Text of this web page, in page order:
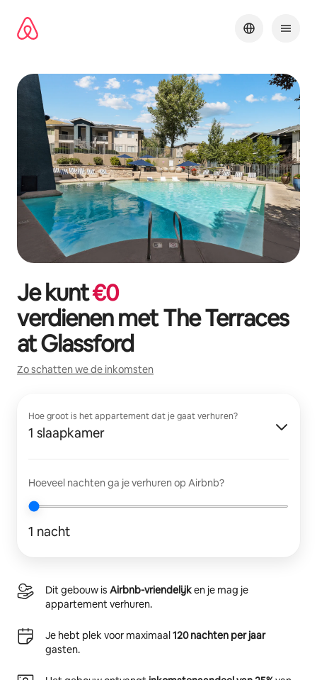
direct
naar
Je kunt€0
verdienen metThe Terraces
at Glassford
Zo schatten we de inkomsten
Hoe groot is het appartement dat je gaat verhuren?
1 slaapkamer
Hoeveel nachten ga je verhuren op Airbnb?
1 nacht
Dit gebouw is Airbnb-vriendelijken je mag je
appartement verhuren.
Je hebt plek voor maximaal120 nachten per jaar
gasten.